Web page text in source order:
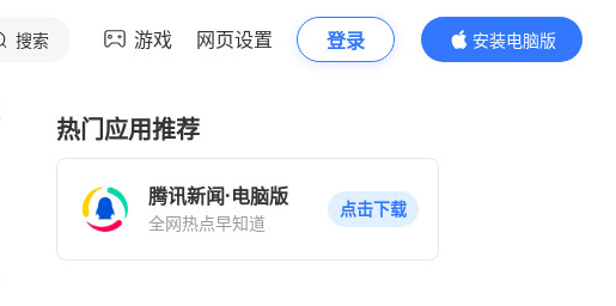
搜索 游戏 网页设置 登录
安装电脑版
内容更精彩
热门应用推荐
腾讯新闻·电脑版
全网热点早知道
点击下载